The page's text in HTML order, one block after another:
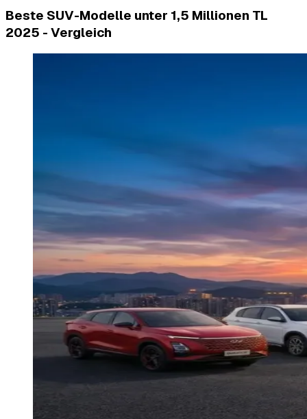
Beste SUV-Modelle unter 1,5 Millionen TL
2025 - Vergleich